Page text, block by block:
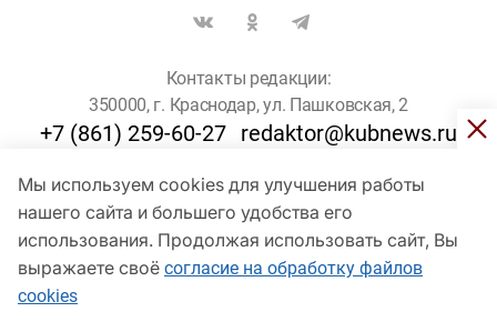
Мы используем cookies для улучшения работы
нашего сайта и большего удобства его
использования. Продолжая использовать сайт, Вы
выражаете своё согласие на обработку файлов
cookies
Контакты редакции:
350000, г. Краснодар, ул. Пашковская, 2
+7 (861) 259-60-27 redaktor@kubnews.ru
Для пользователей старше 16 лет
© Кубанские Новости, 2017
Сетевое издание «kubnews» зарегистрировано Федеральной
службой по надзору в сфере связи, информационных технологий
и массовых коммуникаций (Роскомнадзор). Регистрационный